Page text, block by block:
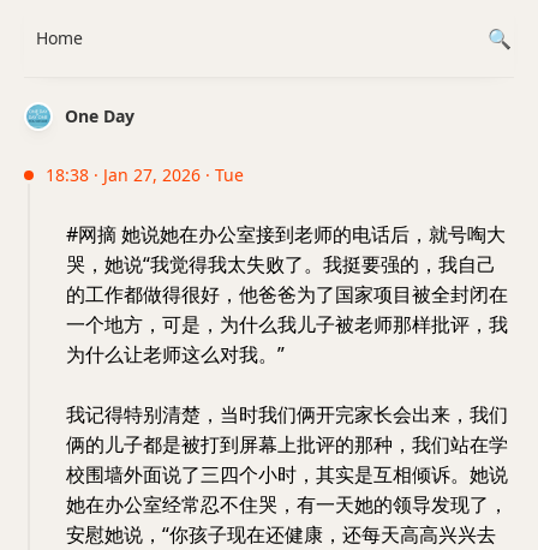
One Day
18:38 · Jan 27, 2026 · Tue
#网摘 她说她在办公室接到老师的电话后，就号啕大
哭，她说“我觉得我太失败了。我挺要强的，我自己
的工作都做得很好，他爸爸为了国家项目被全封闭在
一个地方，可是，为什么我儿子被老师那样批评，我
为什么让老师这么对我。”
我记得特别清楚，当时我们俩开完家长会出来，我们
俩的儿子都是被打到屏幕上批评的那种，我们站在学
校围墙外面说了三四个小时，其实是互相倾诉。她说
她在办公室经常忍不住哭，有一天她的领导发现了，
安慰她说，“你孩子现在还健康，还每天高高兴兴去
Home